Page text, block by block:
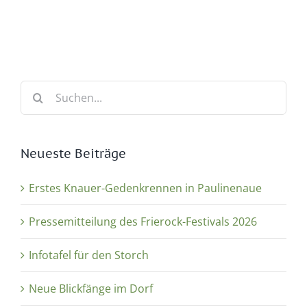
Suche
Neueste Beiträge
Erstes Knauer-Gedenkrennen in Paulinenaue
Pressemitteilung des Frierock-Festivals 2026
Infotafel für den Storch
Neue Blickfänge im Dorf